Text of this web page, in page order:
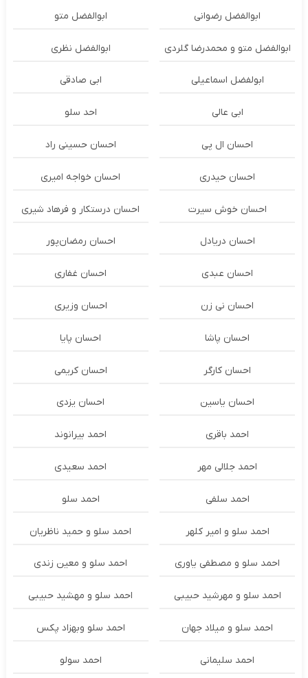
ابوالفضل رضوانی ابوالفضل متو
ابوالفضل متو و محمدرضا گلردی ابوالفضل نظری
ابولفضل اسماعیلی ابی صادقی
ابی عالی احد سلو
احسان ال پی احسان حسینی راد
احسان حیدری احسان خواجه امیری
احسان خوش سیرت احسان درستكار و فرهاد شيرى
احسان دریادل احسان رمضان‌پور
احسان عبدی احسان غفاری
احسان نی زن احسان وزیری
احسان پاشا احسان پایا
احسان کارگر احسان کریمی
احسان یاسین احسان یزدی
احمد باقری احمد بیرانوند
احمد جلالی مهر احمد سعیدی
احمد سلفی احمد سلو
احمد سلو و امیر کلهر احمد سلو و حمید ناظریان
احمد سلو و مصطفی یاوری احمد سلو و معین زندی
احمد سلو و مهرشید حبیبی احمد سلو و مهشید حبیبی
احمد سلو و میلاد جهان احمد سلو وبهزاد پکس
احمد سلیمانی احمد سولو